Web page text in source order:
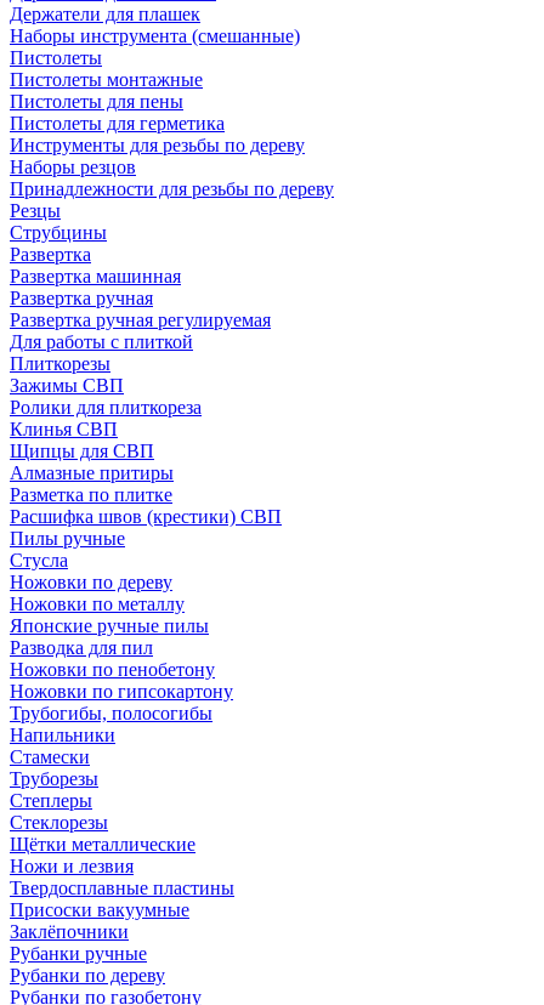
Держатели для плашек
Наборы инструмента (смешанные)
Пистолеты
Пистолеты монтажные
Пистолеты для пены
Пистолеты для герметика
Инструменты для резьбы по дереву
Наборы резцов
Принадлежности для резьбы по дереву
Резцы
Струбцины
Развертка
Развертка машинная
Развертка ручная
Развертка ручная регулируемая
Для работы с плиткой
Плиткорезы
Зажимы СВП
Ролики для плиткореза
Клинья СВП
Щипцы для СВП
Алмазные притиры
Разметка по плитке
Расшифка швов (крестики) СВП
Пилы ручные
Стусла
Ножовки по дереву
Ножовки по металлу
Японские ручные пилы
Разводка для пил
Ножовки по пенобетону
Ножовки по гипсокартону
Трубогибы, полосогибы
Напильники
Стамески
Труборезы
Степлеры
Стеклорезы
Щётки металлические
Ножи и лезвия
Твердосплавные пластины
Присоски вакуумные
Заклёпочники
Рубанки ручные
Рубанки по дереву
Рубанки по газобетону